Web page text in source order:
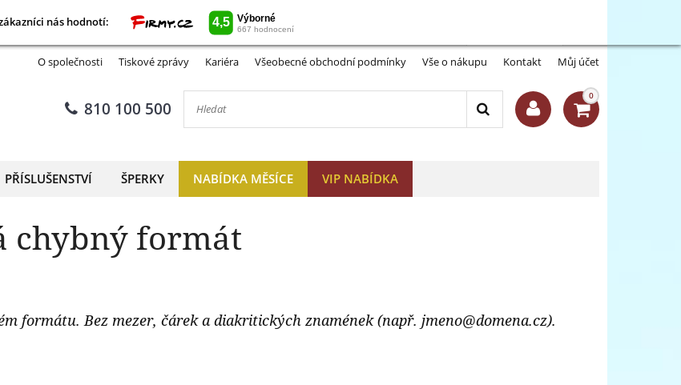
nás hodnotí:
O společnosti Tiskové zprávy Kariéra Všeobecné obchodní podmínky Vše o nákupu Kontakt Můj účet
810 100 500
0
PŘÍSLUŠENSTVÍ ŠPERKY NABÍDKA MĚSÍCE VIP NABÍDKA
chybný formát
formátu. Bez mezer, čárek a diakritických znamének (např. jmeno@domena.cz).
nás hodnotí: